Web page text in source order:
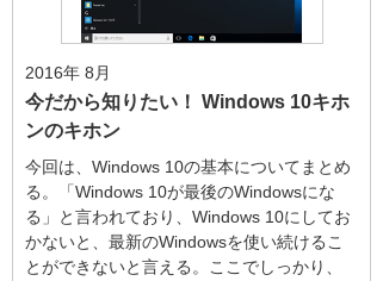
2016年 8月
今だから知りたい！ Windows 10キホ
ンのキホン
今回は、Windows 10の基本についてまとめ
る。「Windows 10が最後のWindowsにな
る」と言われており、Windows 10にしてお
かないと、最新のWindowsを使い続けるこ
とができないと言える。ここでしっかり、